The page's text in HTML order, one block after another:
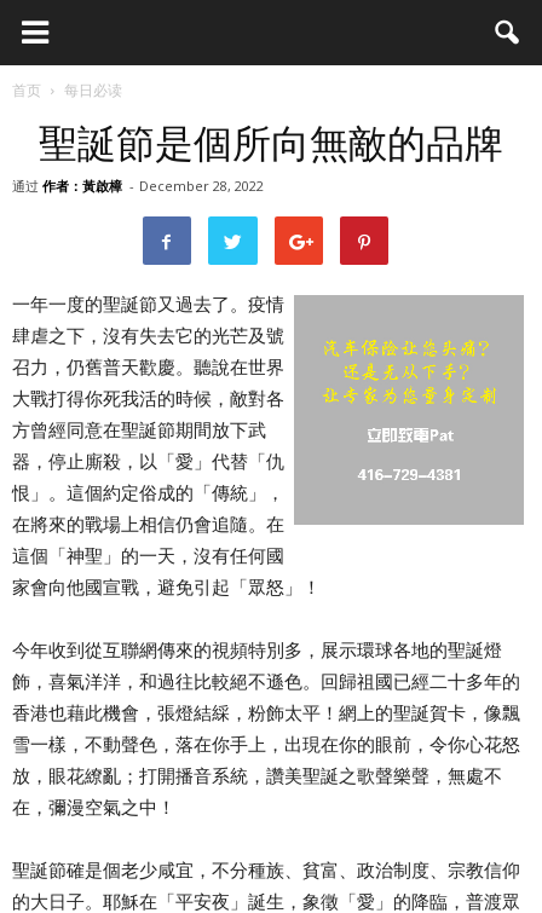
首页 每日必读
聖誕節是個所向無敵的品牌
通过 作者：黃啟樟 - December 28, 2022
一年一度的聖誕節又過去了。疫情
肆虐之下，沒有失去它的光芒及號
召力，仍舊普天歡慶。聽說在世界
大戰打得你死我活的時候，敵對各
方曾經同意在聖誕節期間放下武
器，停止廝殺，以「愛」代替「仇
恨」。這個約定俗成的「傳統」，
在將來的戰場上相信仍會追隨。在
這個「神聖」的一天，沒有任何國
家會向他國宣戰，避免引起「眾怒」！
今年收到從互聯網傳來的視頻特別多，展示環球各地的聖誕燈
飾，喜氣洋洋，和過往比較絕不遜色。回歸祖國已經二十多年的
香港也藉此機會，張燈結綵，粉飾太平！網上的聖誕賀卡，像飄
雪一樣，不動聲色，落在你手上，出現在你的眼前，令你心花怒
放，眼花繚亂；打開播音系統，讚美聖誕之歌聲樂聲，無處不
在，彌漫空氣之中！
聖誕節確是個老少咸宜，不分種族、貧富、政治制度、宗教信仰
的大日子。耶穌在「平安夜」誕生，象徵「愛」的降臨，普渡眾